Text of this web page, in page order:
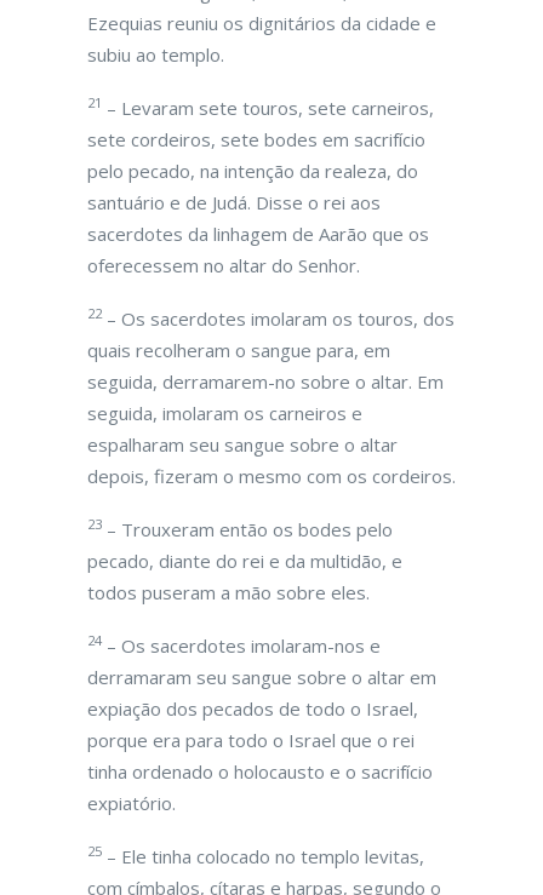
Ezequias reuniu os dignitários da cidade e
subiu ao templo.
21 – Levaram sete touros, sete carneiros,
sete cordeiros, sete bodes em sacrifício
pelo pecado, na intenção da realeza, do
santuário e de Judá. Disse o rei aos
sacerdotes da linhagem de Aarão que os
oferecessem no altar do Senhor.
22– Os sacerdotes imolaram os touros, dos
quais recolheram o sangue para, em
seguida, derramarem-no sobre o altar. Em
seguida, imolaram os carneiros e
espalharam seu sangue sobre o altar
depois, fizeram o mesmo com os cordeiros.
23 – Trouxeram então os bodes pelo
pecado, diante do rei e da multidão, e
todos puseram a mão sobre eles.
24 – Os sacerdotes imolaram-nos e
derramaram seu sangue sobre o altar em
expiação dos pecados de todo o Israel,
porque era para todo o Israel que o rei
tinha ordenado o holocausto e o sacrifício
expiatório.
25 – Ele tinha colocado no templo levitas,
com címbalos, cítaras e harpas, segundo o